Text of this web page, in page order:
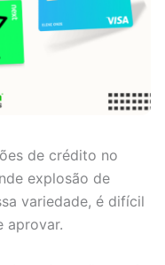
de crédito no
explosão de
variedade, é difícil
aprovar.